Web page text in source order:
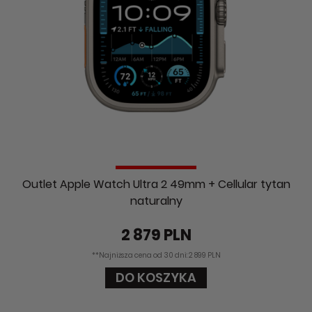
Outlet Apple Watch Ultra 2 49mm + Cellular tytan
naturalny
2 879 PLN
**Najniższa cena od 30 dni: 2 899 PLN
DO KOSZYKA